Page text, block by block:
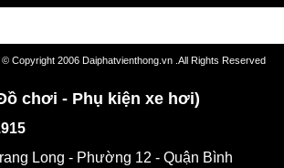
© Copyright 2006 Daiphatvienthong.vn .All Rights Reserved
chơi - Phụ kiện xe hơi)
Long - Phường 12 - Quận Bình